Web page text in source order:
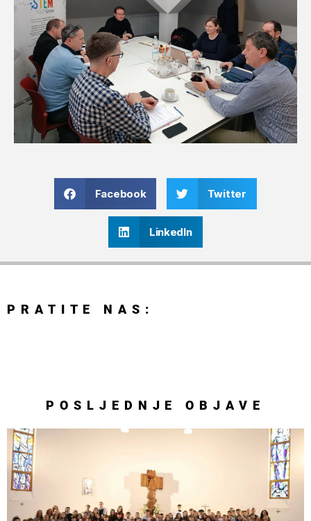
Facebook Twitter
LinkedIn
PRATITE NAS:
POSLJEDNJE OBJAVE